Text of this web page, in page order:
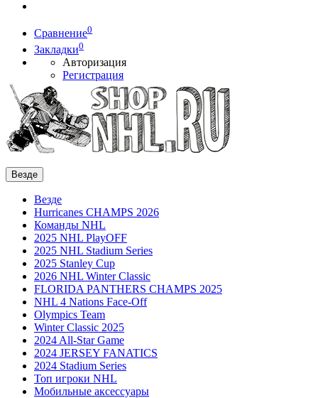
Сравнение0
Закладки0
Авторизация
Регистрация
Везде
Везде
Hurricanes CHAMPS 2026
Команды NHL
2025 NHL PlayOFF
2025 NHL Stadium Series
2025 Stanley Cup
2026 NHL Winter Classic
FLORIDA PANTHERS CHAMPS 2025
NHL 4 Nations Face-Off
Olympics Team
Winter Classic 2025
2024 All-Star Game
2024 JERSEY FANATICS
2024 Stadium Series
Топ игроки NHL
Мобильные аксессуары